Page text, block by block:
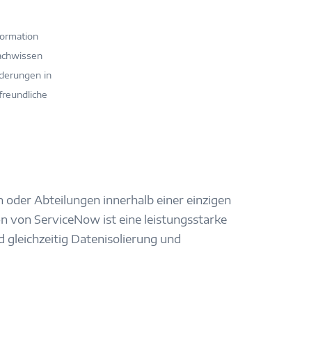
in
Abteilungen innerhalb einer einzigen
von ServiceNow ist eine leistungsstarke
gleichzeitig Datenisolierung und